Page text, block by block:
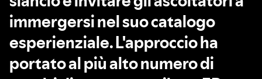
immergersi nel suo catalogo
esperienziale. L'approccio ha
portato al più alto numero di